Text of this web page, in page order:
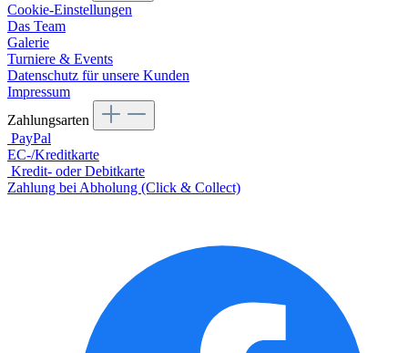
Cookie-Einstellungen
Das Team
Galerie
Turniere & Events
Datenschutz für unsere Kunden
Impressum
Zahlungsarten
PayPal
EC-/Kreditkarte
Kredit- oder Debitkarte
Zahlung bei Abholung (Click & Collect)